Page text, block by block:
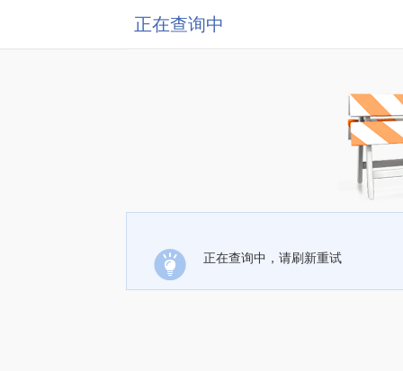
正在查询中
正在查询中，请刷新重试